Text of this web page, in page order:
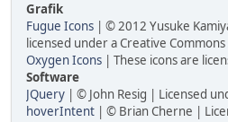
Grafik
Fugue Icons | © 2012 Yusuke
licensed under a Creative
Oxygen Icons | These icons are
Software
JQuery | © John Resig | Licensed
hoverIntent | © Brian Cherne |